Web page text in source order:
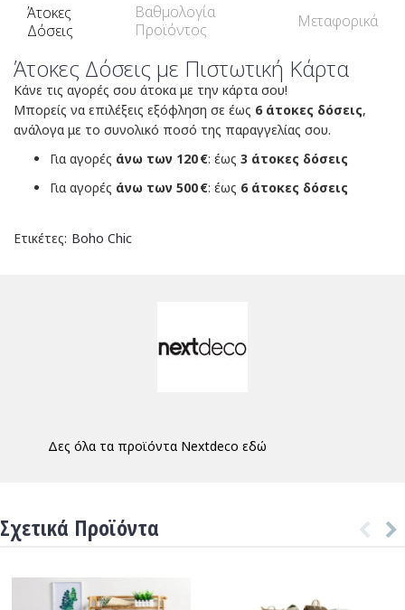
Άτοκες
Δόσεις
Βαθμολογία
Προϊόντος
Μεταφορικά
Άτοκες Δόσεις με Πιστωτική Κάρτα
Κάνε τις αγορές σου άτοκα με την κάρτα σου!
Μπορείς να επιλέξεις εξόφληση σε έως 6 άτοκες δόσεις,
ανάλογα με το συνολικό ποσό της παραγγελίας σου.
Για αγορές άνω των 120 €: έως 3 άτοκες δόσεις
Για αγορές άνω των 500 €: έως 6 άτοκες δόσεις
Ετικέτες: Boho Chic
Δες όλα τα προϊόντα Nextdeco εδώ
Σχετικά Προϊόντα